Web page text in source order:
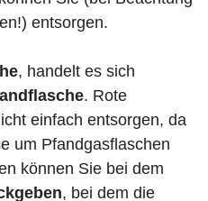
entsorgen.
, handelt es sich
. Rote
einfach entsorgen, da
um Pfandgasflaschen
können Sie bei dem
, bei dem die